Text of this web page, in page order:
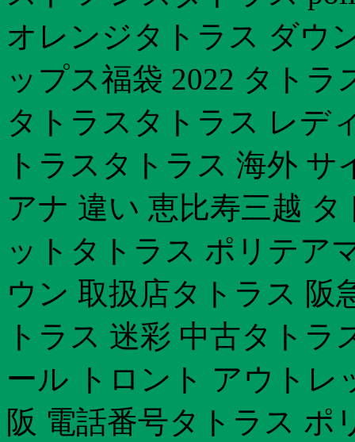
オレンジタトラス ダウ
ップス福袋 2022 タト
タトラスタトラス レデ
トラスタトラス 海外
アナ 違い 恵比寿三越
ットタトラス ポリテア
ウン 取扱店タトラス 阪
トラス 迷彩 中古タト
ール トロント アウトレ
阪 電話番号タトラス ポ